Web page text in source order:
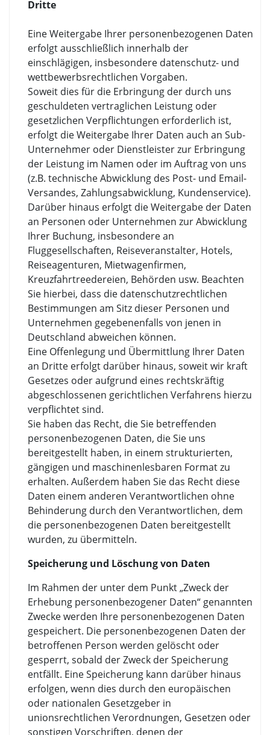
Dritte
Eine Weitergabe Ihrer personenbezogenen Daten
erfolgt ausschließlich innerhalb der
einschlägigen, insbesondere datenschutz- und
wettbewerbsrechtlichen Vorgaben.
Soweit dies für die Erbringung der durch uns
geschuldeten vertraglichen Leistung oder
gesetzlichen Verpflichtungen erforderlich ist,
erfolgt die Weitergabe Ihrer Daten auch an Sub-
Unternehmer oder Dienstleister zur Erbringung
der Leistung im Namen oder im Auftrag von uns
(z.B. technische Abwicklung des Post- und Email-
Versandes, Zahlungsabwicklung, Kundenservice).
Darüber hinaus erfolgt die Weitergabe der Daten
an Personen oder Unternehmen zur Abwicklung
Ihrer Buchung, insbesondere an
Fluggesellschaften, Reiseveranstalter, Hotels,
Reiseagenturen, Mietwagenfirmen,
Kreuzfahrtreedereien, Behörden usw. Beachten
Sie hierbei, dass die datenschutzrechtlichen
Bestimmungen am Sitz dieser Personen und
Unternehmen gegebenenfalls von jenen in
Deutschland abweichen können.
Eine Offenlegung und Übermittlung Ihrer Daten
an Dritte erfolgt darüber hinaus, soweit wir kraft
Gesetzes oder aufgrund eines rechtskräftig
abgeschlossenen gerichtlichen Verfahrens hierzu
verpflichtet sind.
Sie haben das Recht, die Sie betreffenden
personenbezogenen Daten, die Sie uns
bereitgestellt haben, in einem strukturierten,
gängigen und maschinenlesbaren Format zu
erhalten. Außerdem haben Sie das Recht diese
Daten einem anderen Verantwortlichen ohne
Behinderung durch den Verantwortlichen, dem
die personenbezogenen Daten bereitgestellt
wurden, zu übermitteln.
Speicherung und Löschung von Daten
Im Rahmen der unter dem Punkt „Zweck der
Erhebung personenbezogener Daten“ genannten
Zwecke werden Ihre personenbezogenen Daten
gespeichert. Die personenbezogenen Daten der
betroffenen Person werden gelöscht oder
gesperrt, sobald der Zweck der Speicherung
entfällt. Eine Speicherung kann darüber hinaus
erfolgen, wenn dies durch den europäischen
oder nationalen Gesetzgeber in
unionsrechtlichen Verordnungen, Gesetzen oder
sonstigen Vorschriften, denen der